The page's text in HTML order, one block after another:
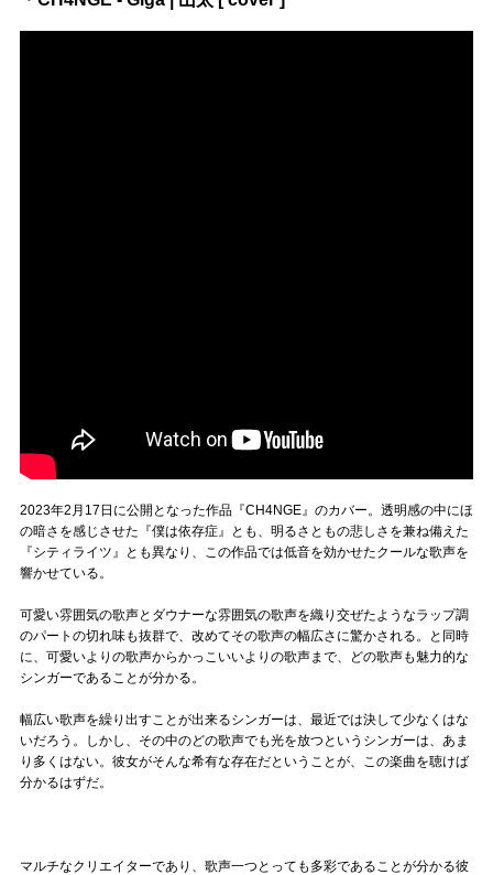
2023年2月17日に公開となった作品『CH4NGE』のカバー。透明感の中にほ
の暗さを感じさせた『僕は依存症』とも、明るさともの悲しさを兼ね備えた
『シティライツ』とも異なり、この作品では低音を効かせたクールな歌声を
響かせている。
可愛い雰囲気の歌声とダウナーな雰囲気の歌声を織り交ぜたようなラップ調
のパートの切れ味も抜群で、改めてその歌声の幅広さに驚かされる。と同時
に、可愛いよりの歌声からかっこいいよりの歌声まで、どの歌声も魅力的な
シンガーであることが分かる。
幅広い歌声を繰り出すことが出来るシンガーは、最近では決して少なくはな
いだろう。しかし、その中のどの歌声でも光を放つというシンガーは、あま
り多くはない。彼女がそんな希有な存在だということが、この楽曲を聴けば
分かるはずだ。
マルチなクリエイターであり、歌声一つとっても多彩であることが分かる彼